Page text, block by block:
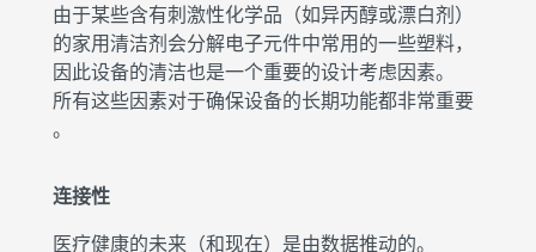
由于某些含有刺激性化学品（如异丙醇或漂白剂）
的家用清洁剂会分解电子元件中常用的一些塑料，
因此设备的清洁也是一个重要的设计考虑因素。
所有这些因素对于确保设备的长期功能都非常重要
。
连接性
医疗健康的未来（和现在）是由数据推动的。